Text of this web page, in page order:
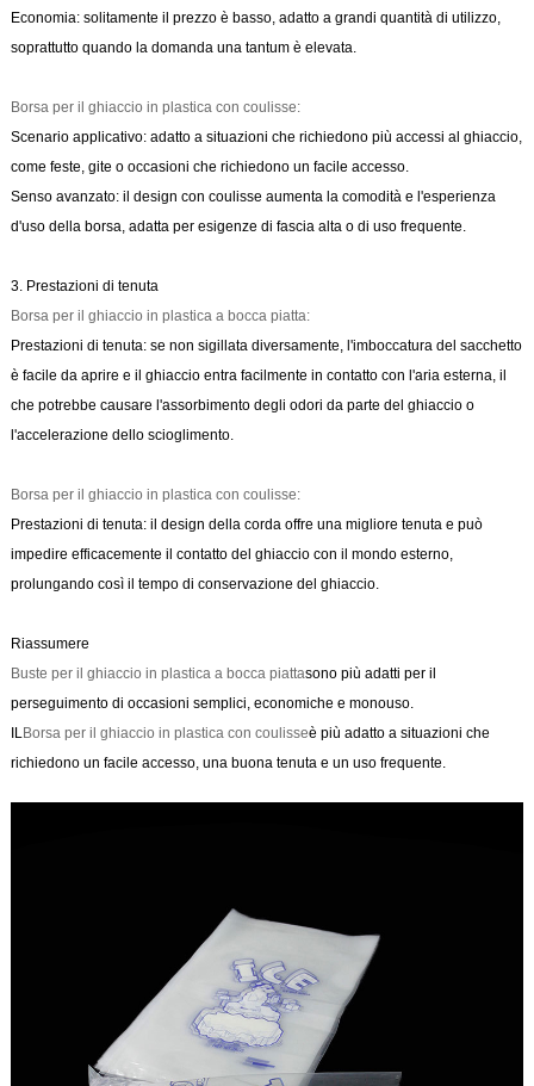
Economia: solitamente il prezzo è basso, adatto a grandi quantità di utilizzo,
soprattutto quando la domanda una tantum è elevata.
Borsa per il ghiaccio in plastica con coulisse:
Scenario applicativo: adatto a situazioni che richiedono più accessi al ghiaccio,
come feste, gite o occasioni che richiedono un facile accesso.
Senso avanzato: il design con coulisse aumenta la comodità e l'esperienza
d'uso della borsa, adatta per esigenze di fascia alta o di uso frequente.
3. Prestazioni di tenuta
Borsa per il ghiaccio in plastica a bocca piatta:
Prestazioni di tenuta: se non sigillata diversamente, l'imboccatura del sacchetto
è facile da aprire e il ghiaccio entra facilmente in contatto con l'aria esterna, il
che potrebbe causare l'assorbimento degli odori da parte del ghiaccio o
l'accelerazione dello scioglimento.
Borsa per il ghiaccio in plastica con coulisse:
Prestazioni di tenuta: il design della corda offre una migliore tenuta e può
impedire efficacemente il contatto del ghiaccio con il mondo esterno,
prolungando così il tempo di conservazione del ghiaccio.
Riassumere
Buste per il ghiaccio in plastica a bocca piattasono più adatti per il
perseguimento di occasioni semplici, economiche e monouso.
IL Borsa per il ghiaccio in plastica con coulisseè più adatto a situazioni che
richiedono un facile accesso, una buona tenuta e un uso frequente.